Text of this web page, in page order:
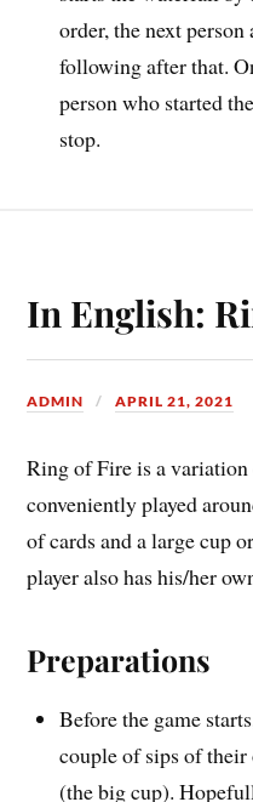
order, the next
following after that.
person who started
stop.
In English:
ADMIN APRIL 21, 2021
Ring of Fire is a
conveniently played
of cards and a large cup
player also has his/her
Preparations
Before the game
couple of sips of
(the big cup).